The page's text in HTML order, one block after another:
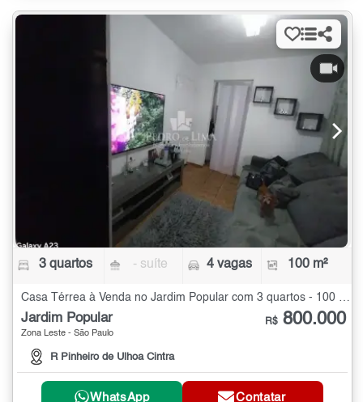
3 quartos - suíte 4 vagas 100 m²
Casa Térrea à Venda no Jardim Popular com 3 quartos - 100 m²
Jardim Popular
Zona Leste - São Paulo
R Pinheiro de Ulhoa Cintra
R$ 800.000
WhatsApp Contatar